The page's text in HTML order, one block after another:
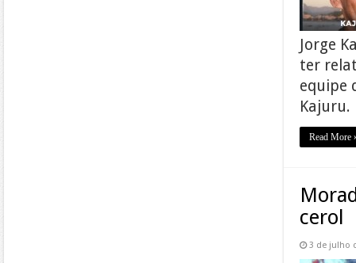
Jorge
ter
equipe
Kajuru.
Read More
cerol
3 de julho